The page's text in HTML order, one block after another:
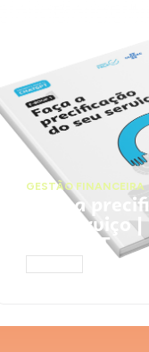
GESTÃO FINANCEIRA
Faça a
seu serviço
ChatGPT